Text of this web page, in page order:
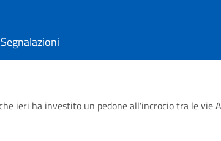
Segnalazioni
ieri ha investito un pedone all'incrocio tra le vie